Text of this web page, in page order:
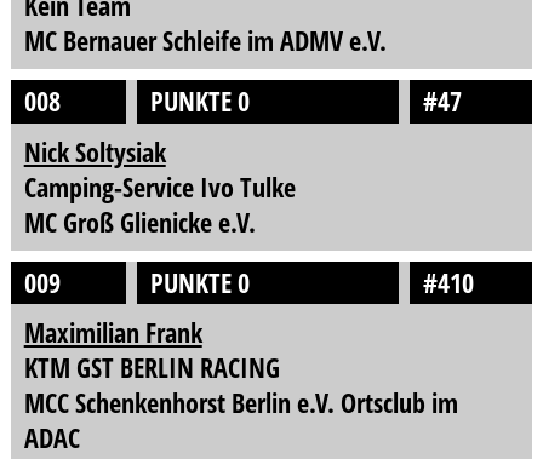
MC Bernauer Schleife im ADMV e.V.
008
PUNKTE 0
#47
Nick Soltysiak
Camping-Service Ivo Tulke
MC Groß Glienicke e.V.
009
PUNKTE 0
#410
Maximilian Frank
KTM GST BERLIN RACING
MCC Schenkenhorst Berlin e.V. Ortsclub im
ADAC